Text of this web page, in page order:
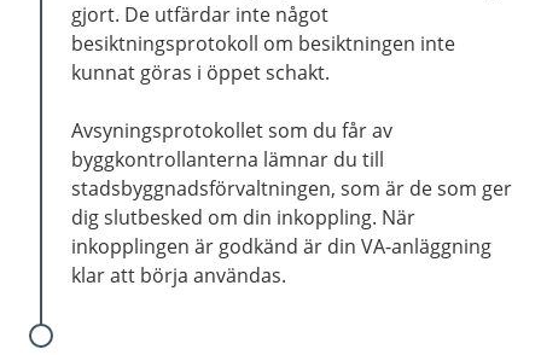
gjort. De utfärdar inte något
besiktningsprotokoll om besiktningen inte
kunnat göras i öppet schakt.
Avsyningsprotokollet som du får av
byggkontrollanterna lämnar du till
stadsbyggnadsförvaltningen, som är de som ger
dig slutbesked om din inkoppling. När
inkopplingen är godkänd är din VA-anläggning
klar att börja användas.